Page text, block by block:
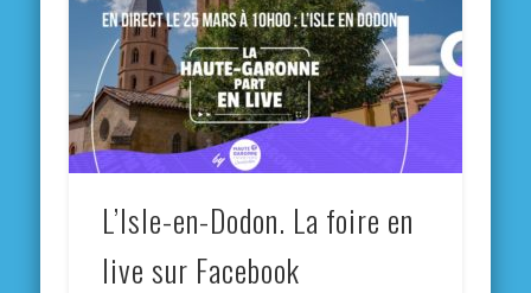
L’Isle-en-Dodon. La foire en
live sur Facebook